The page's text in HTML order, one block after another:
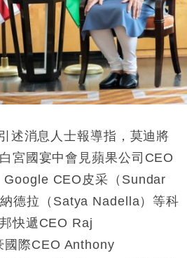
多10億美元回購 派息比率目標維持
述消息人士報導指，莫迪將
宮國宴中會見蘋果公司CEO
Google CEO皮采（Sundar
德拉（Satya Nadella）等科
快遞CEO Raj
國際CEO Anthony